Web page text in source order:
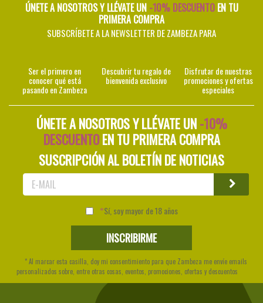
ÚNETE A NOSOTROS Y LLÉVATE UN -10% DESCUENTOEN TU
PRIMERA COMPRA
SUBSCRÍBETE A LA NEWSLETTER DE ZAMBEZA PARA
Ser el primero en
conocer qué está
pasando en Zambeza
Descubrir tu regalo de
bienvenida exclusivo
Disfrutar de nuestras
promociones y ofertas
especiales
ÚNETE A NOSOTROS Y LLÉVATE UN-10%
DESCUENTOEN TU PRIMERA COMPRA
SUSCRIPCIÓN AL BOLETÍN DE NOTICIAS
Sí, soy mayor de 18 años
* Al marcar esta casilla, doy mi consentimiento para que Zambeza me envíe emails
personalizados sobre, entre otras cosas, eventos, promociones, ofertas y descuentos